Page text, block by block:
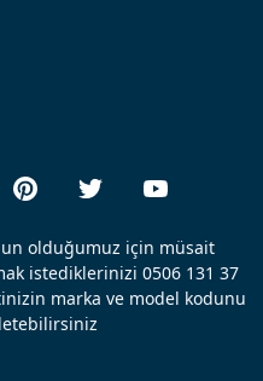
olduğumuz için müsait
istediklerinizi 0506 131 37
marka ve model kodunu